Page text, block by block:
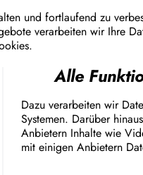
und fortlaufend zu
verarbeiten wir Ihre
Alle
Dazu verarbeiten wir
Systemen. Darüber
Anbietern Inhalte wie
mit einigen Anbietern
Facebook Embed /
Twitter Embed
Instagram Embed
Youtube Embed
Google Maps Embed
stimme zu